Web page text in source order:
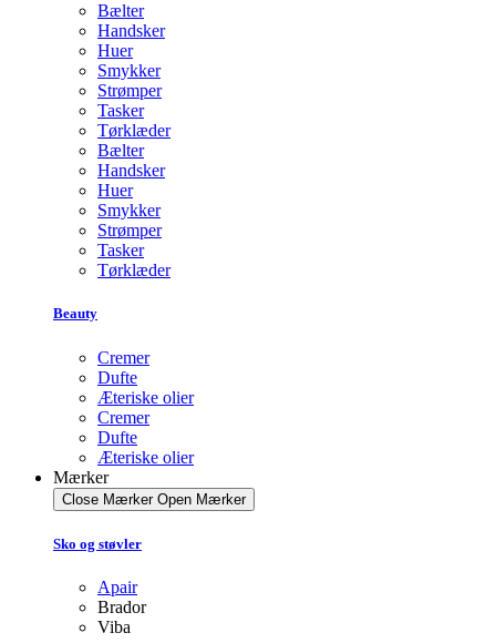
Bælter
Handsker
Huer
Smykker
Strømper
Tasker
Tørklæder
Bælter
Handsker
Huer
Smykker
Strømper
Tasker
Tørklæder
Beauty
Cremer
Dufte
Æteriske olier
Cremer
Dufte
Æteriske olier
Mærker
Close Mærker Open Mærker
Sko og støvler
Apair
Brador
Viba